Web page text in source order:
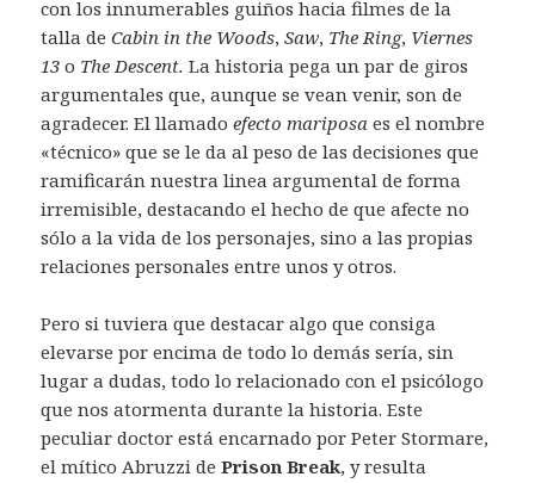
con los innumerables guiños hacia filmes de la
talla deCabin in the Woods,Saw, The Ring, Viernes
13o The Descent.La historia pega un par de giros
argumentales que, aunque se vean venir, son de
agradecer. El llamadoefecto mariposaes el nombre
«técnico» que se le da al peso de las decisiones que
ramificarán nuestra linea argumental de forma
irremisible, destacando el hecho de que afecte no
sólo a la vida de los personajes, sino a las propias
relaciones personales entre unos y otros.
Pero si tuviera que destacar algo que consiga
elevarse por encima de todo lo demás sería, sin
lugar a dudas, todo lo relacionado con el psicólogo
que nos atormenta durante la historia. Este
peculiar doctor está encarnado por Peter Stormare,
el mítico Abruzzi dePrison Break, y resulta